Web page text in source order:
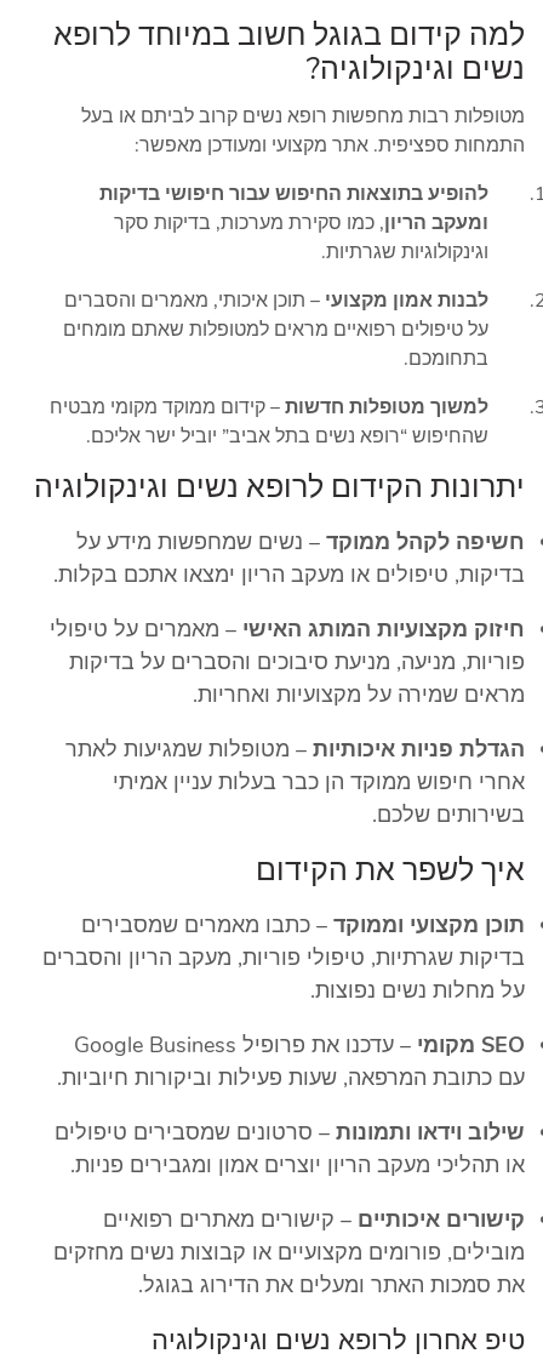
למה קידום בגוגל חשוב במיוחד לרופא
נשים וגינקולוגיה?
מטופלות רבות מחפשות רופא נשים קרוב לביתם או בעל
התמחות ספציפית. אתר מקצועי ומעודכן מאפשר:
להופיע בתוצאות החיפוש עבור חיפושי בדיקות
ומעקב הריון, כמו סקירת מערכות, בדיקות סקר
וגינקולוגיות שגרתיות.
לבנות אמון מקצועי – תוכן איכותי, מאמרים והסברים
על טיפולים רפואיים מראים למטופלות שאתם מומחים
בתחומכם.
למשוך מטופלות חדשות– קידום ממוקד מקומי מבטיח
שהחיפוש “רופא נשים בתל אביב” יוביל ישר אליכם.
יתרונות הקידום לרופא נשים וגינקולוגיה
חשיפה לקהל ממוקד – נשים שמחפשות מידע על
בדיקות, טיפולים או מעקב הריון ימצאו אתכם בקלות.
חיזוק מקצועיות המותג האישי – מאמרים על טיפולי
פוריות, מניעה, מניעת סיבוכים והסברים על בדיקות
מראים שמירה על מקצועיות ואחריות.
הגדלת פניות איכותיות – מטופלות שמגיעות לאתר
אחרי חיפוש ממוקד הן כבר בעלות עניין אמיתי
בשירותים שלכם.
איך לשפר את הקידום
תוכן מקצועי וממוקד – כתבו מאמרים שמסבירים
בדיקות שגרתיות, טיפולי פוריות, מעקב הריון והסברים
על מחלות נשים נפוצות.
SEO מקומי
– עדכנו את פרופיל Google Business
עם כתובת המרפאה, שעות פעילות וביקורות חיוביות.
שילוב וידאו ותמונות – סרטונים שמסבירים טיפולים
או תהליכי מעקב הריון יוצרים אמון ומגבירים פניות.
קישורים איכותיים – קישורים מאתרים רפואיים
מובילים, פורומים מקצועיים או קבוצות נשים מחזקים
את סמכות האתר ומעלים את הדירוג בגוגל.
טיפ אחרון לרופא נשים וגינקולוגיה